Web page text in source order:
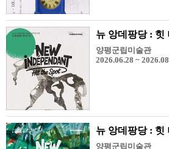
뉴 앙데팡당 : 힛
양평군립미술관
2026.06.28 ~
뉴 앙데팡당 : 힛
양평군립미술관